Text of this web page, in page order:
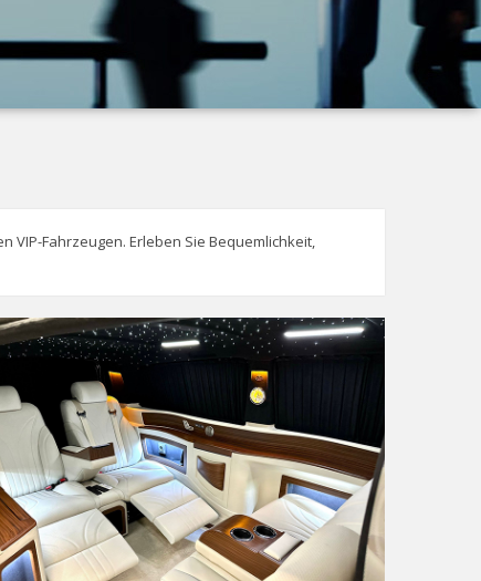
VIP-Fahrzeugen. Erleben Sie Bequemlichkeit,